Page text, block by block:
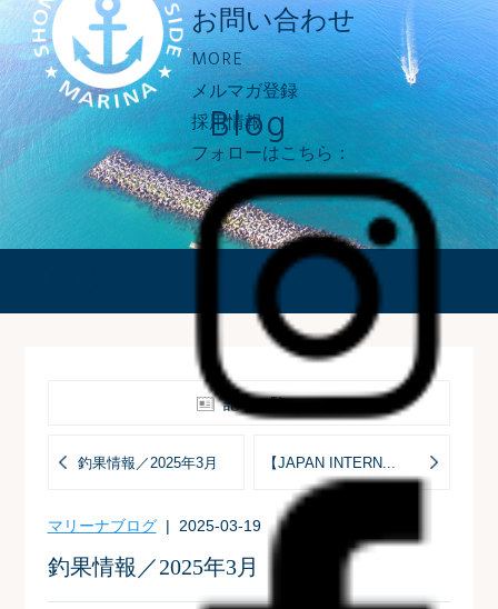
お問い合わせ
MORE
メルマガ登録
採用情報
フォローはこちら：
Blog
記事一覧へ
釣果情報／2025年3月 【JAPAN INTERN...
マリーナブログ| 2025-03-19
釣果情報／2025年3月